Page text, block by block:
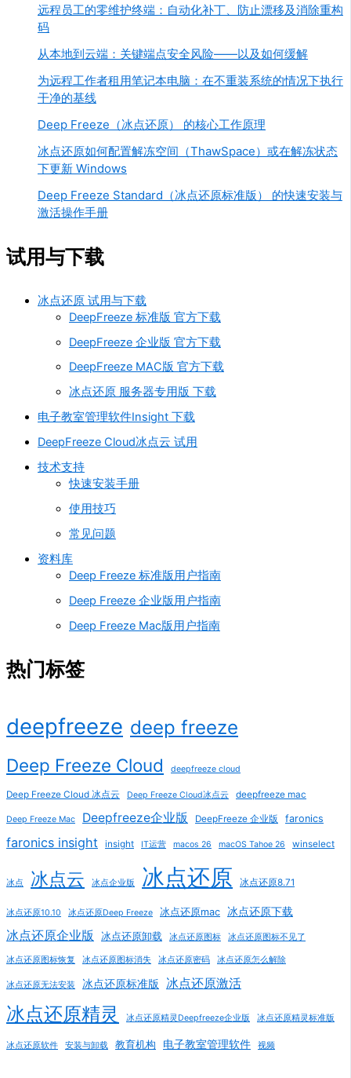
远程员工的零维护终端：自动化补丁、防止漂移及消除重构
码
从本地到云端：关键端点安全风险——以及如何缓解
为远程工作者租用笔记本电脑：在不重装系统的情况下执行
干净的基线
Deep Freeze（冰点还原） 的核心工作原理
冰点还原如何配置解冻空间（ThawSpace）或在解冻状态
下更新 Windows
Deep Freeze Standard（冰点还原标准版） 的快速安装与
激活操作手册
试用与下载
冰点还原 试用与下载
DeepFreeze 标准版 官方下载
DeepFreeze 企业版 官方下载
DeepFreeze MAC版 官方下载
冰点还原 服务器专用版 下载
电子教室管理软件Insight 下载
DeepFreeze Cloud冰点云 试用
技术支持
快速安装手册
使用技巧
常见问题
资料库
Deep Freeze 标准版用户指南
Deep Freeze 企业版用户指南
Deep Freeze Mac版用户指南
热门标签
deepfreeze deep freeze
Deep Freeze Cloud deepfreeze cloud
Deep Freeze Cloud 冰点云 Deep Freeze Cloud冰点云 deepfreeze mac
Deep Freeze Mac Deepfreeze企业版 DeepFreeze 企业版 faronics
faronics insight insight IT运营 macos 26 macOS Tahoe 26 winselect
冰点 冰点云 冰点企业版 冰点还原 冰点还原8.71
冰点还原10.10 冰点还原Deep Freeze 冰点还原mac 冰点还原下载
冰点还原企业版 冰点还原卸载 冰点还原图标 冰点还原图标不见了
冰点还原图标恢复 冰点还原图标消失 冰点还原密码 冰点还原怎么解除
冰点还原无法安装 冰点还原标准版 冰点还原激活
冰点还原精灵 冰点还原精灵Deepfreeze企业版 冰点还原精灵标准版
冰点还原软件 安装与卸载 教育机构 电子教室管理软件 视频